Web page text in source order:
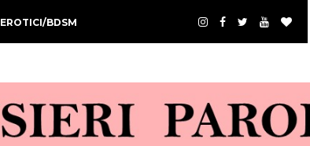
EROTICI/BDSM